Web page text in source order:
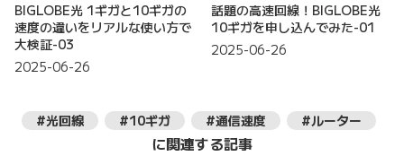
BIGLOBE光 1ギガと10ギガの
速度の違いをリアルな使い方で
大検証-03
2025-06-26
話題の高速回線！BIGLOBE光
10ギガを申し込んでみた-01
2025-06-26
#光回線 #10ギガ #通信速度 #ルーター
に関連する記事